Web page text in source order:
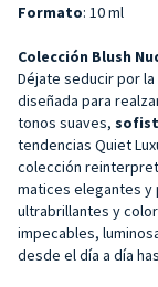
Formato: 10 ml
Colección Blush
Déjate seducir por
diseñada para
tonos suaves,
tendencias Quiet
colección
matices elegantes y
ultrabrillantes y
impecables,
desde el día a día